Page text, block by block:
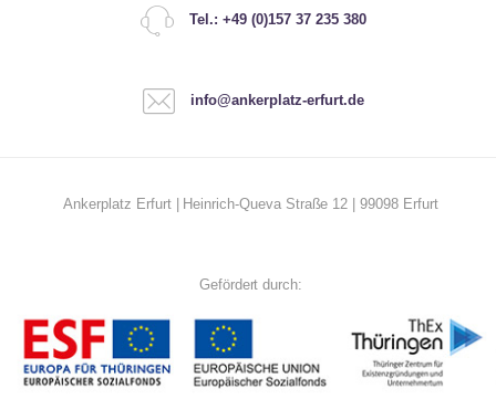
Tel.: +49 (0)157 37 235 380
info@ankerplatz-erfurt.de
Ankerplatz Erfurt | Heinrich-Queva Straße 12 | 99098 Erfurt
Gefördert durch: